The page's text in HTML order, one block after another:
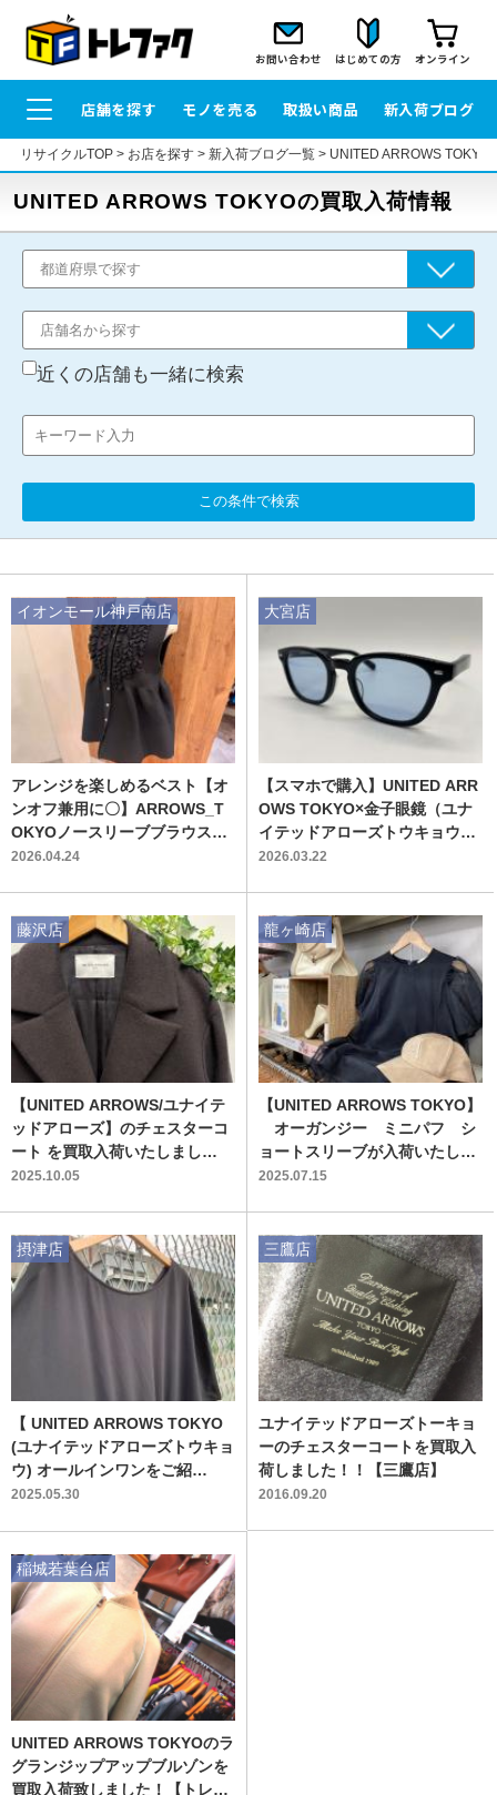
お問い合わせ はじめての方 オンライン
店舗を探す モノを売る 取扱い商品 新入荷ブログ
リサイクルTOP> お店を探す> 新入荷ブログ一覧> UNITED ARROWS TOKYO
UNITED ARROWS TOKYOの買取入荷情報
近くの店舗も一緒に検索
この条件で検索
アレンジを楽しめるベスト【オ
ンオフ兼用に〇】ARROWS_T
OKYOノースリーブブラウスの
ご紹介
2026.04.24
イオンモール神戸南店
【スマホで購入】UNITED ARR
OWS TOKYO×金子眼鏡（ユナ
イテッドアローズトウキョウ×
カネコガンキョウ） サングラス
2026.03.22
大宮店
【UNITED ARROWS/ユナイテ
ッドアローズ】のチェスターコ
ート を買取入荷いたしまし
た！！
2025.10.05
藤沢店
【UNITED ARROWS TOKYO】
オーガンジー ミニパフ シ
ョートスリーブが入荷いたしま
した！ 【ブランド・ファッショ
2025.07.15
龍ヶ崎店
【 UNITED ARROWS TOKYO
(ユナイテッドアローズトウキョ
ウ) オールインワンをご紹
介！！】
2025.05.30
摂津店
ユナイテッドアローズトーキョ
ーのチェスターコートを買取入
荷しました！！【三鷹店】
2016.09.20
三鷹店
UNITED ARROWS TOKYOのラ
グランジップアップブルゾンを
買取入荷致しました！【トレフ
稲城若葉台店